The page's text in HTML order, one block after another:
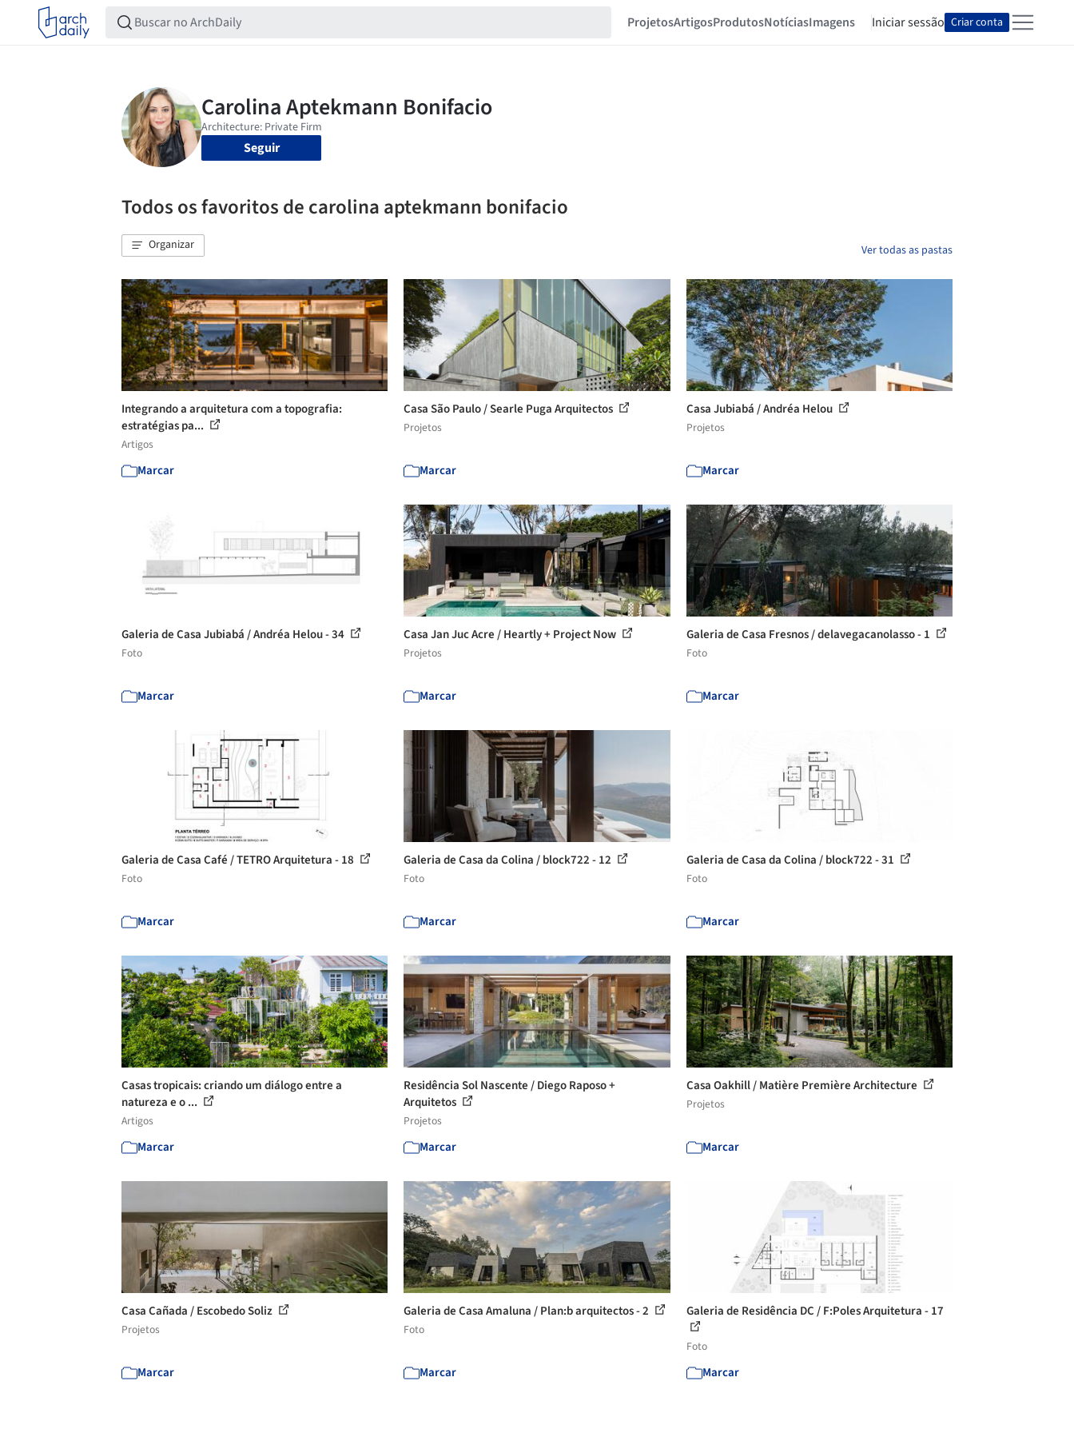
ProjetosArtigosProdutosNotíciasImagens Iniciar sessão Criar conta
Seguir
Todos os favoritos de carolina aptekmann bonifacio
Organizar Ver todas as pastas
Integrando a arquitetura com a topografia:
estratégias pa...
Artigos
Marcar
Casa São Paulo / Searle Puga Arquitectos
Projetos
Marcar
Casa Jubiabá / Andréa Helou
Projetos
Marcar
Galeria de Casa Jubiabá / Andréa Helou - 34
Foto
Marcar
Casa Jan Juc Acre / Heartly + Project Now
Projetos
Marcar
Galeria de Casa Fresnos / delavegacanolasso - 1
Foto
Marcar
Galeria de Casa Café / TETRO Arquitetura - 18
Foto
Marcar
Galeria de Casa da Colina / block722 - 12
Foto
Marcar
Galeria de Casa da Colina / block722 - 31
Foto
Marcar
Casas tropicais: criando um diálogo entre a
natureza e o ...
Artigos
Marcar
Residência Sol Nascente / Diego Raposo +
Arquitetos
Projetos
Marcar
Casa Oakhill / Matière Première Architecture
Projetos
Marcar
Casa Cañada / Escobedo Soliz
Projetos
Marcar
Galeria de Casa Amaluna / Plan:b arquitectos - 2
Foto
Marcar
Galeria de Residência DC / F:Poles Arquitetura - 17
Foto
Marcar